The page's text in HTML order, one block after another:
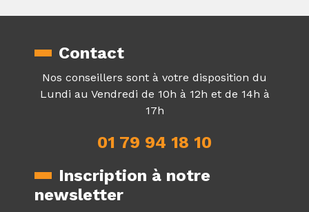
Contact
Nos conseillers sont à votre disposition du
Lundi au Vendredi de 10h à 12h et de 14h à
17h
01 79 94 18 10
Inscription à notre
newsletter